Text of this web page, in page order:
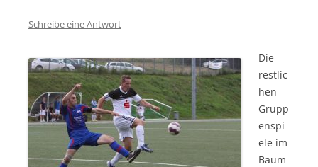
Schreibe eine Antwort
Die
restlic
hen
Grupp
enspi
ele im
Baum